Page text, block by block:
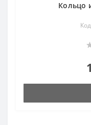
Кольцо